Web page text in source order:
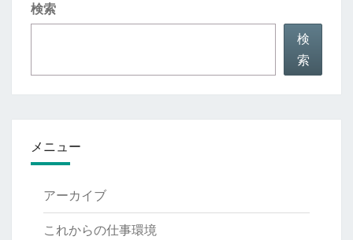
検索
検
索
メニュー
アーカイブ
これからの仕事環境